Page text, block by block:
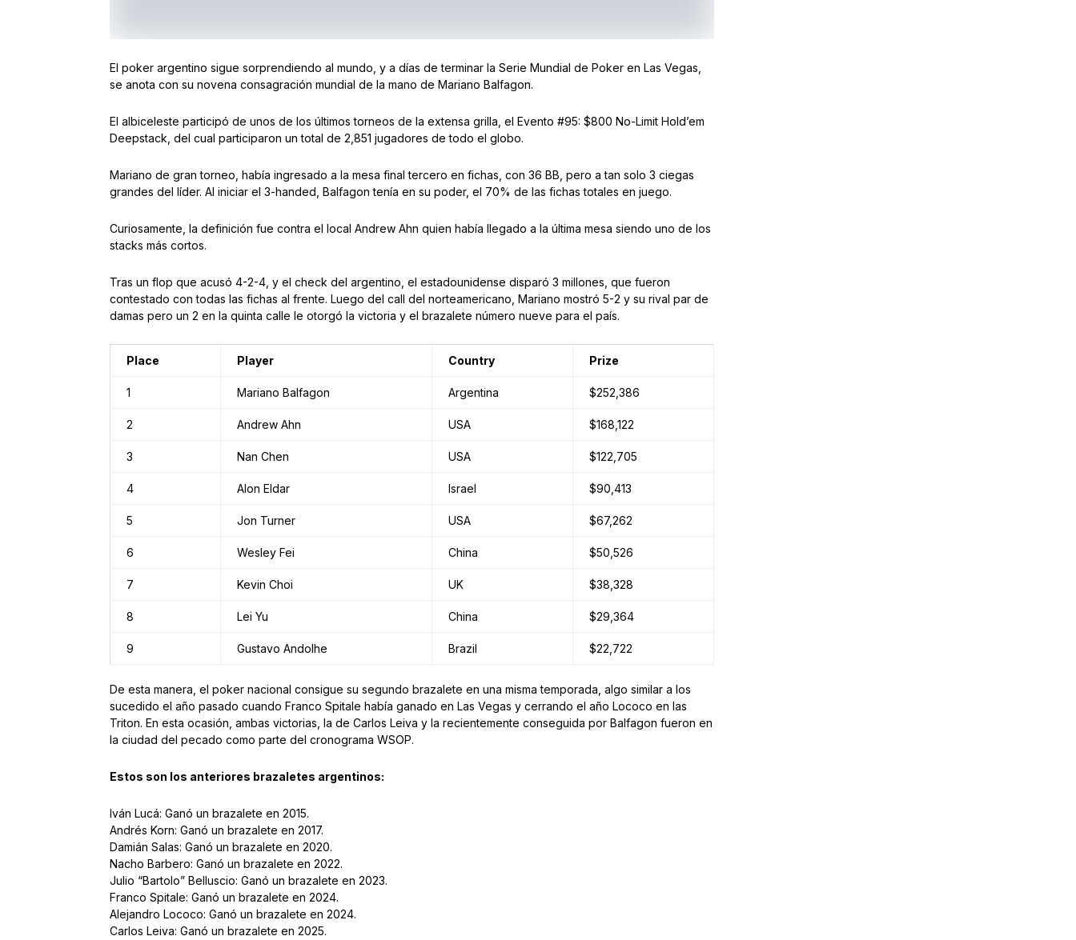
El poker argentino sigue sorprendiendo al mundo, y a días de terminar la Serie Mundial de Poker en Las Vegas,
se anota con su novena consagración mundial de la mano de Mariano Balfagon.
El albiceleste participó de unos de los últimos torneos de la extensa grilla, el Evento #95: $800 No-Limit Hold’em
Deepstack, del cual participaron un total de 2,851 jugadores de todo el globo.
Mariano de gran torneo, había ingresado a la mesa final tercero en fichas, con 36 BB, pero a tan solo 3 ciegas
grandes del líder. Al iniciar el 3-handed, Balfagon tenía en su poder, el 70% de las fichas totales en juego.
Curiosamente, la definición fue contra el local Andrew Ahn quien había llegado a la última mesa siendo uno de los
stacks más cortos.
Tras un flop que acusó 4-2-4, y el check del argentino, el estadounidense disparó 3 millones, que fueron
contestado con todas las fichas al frente. Luego del call del norteamericano, Mariano mostró 5-2 y su rival par de
damas pero un 2 en la quinta calle le otorgó la victoria y el brazalete número nueve para el país.
Place Player Country Prize
1 Mariano Balfagon Argentina $252,386
2 Andrew Ahn USA $168,122
3 Nan Chen USA $122,705
4 Alon Eldar Israel $90,413
5 Jon Turner USA $67,262
6 Wesley Fei China $50,526
7 Kevin Choi UK $38,328
8 Lei Yu China $29,364
9 Gustavo Andolhe Brazil $22,722
De esta manera, el poker nacional consigue su segundo brazalete en una misma temporada, algo similar a los
sucedido el año pasado cuando Franco Spitale había ganado en Las Vegas y cerrando el año Lococo en las
Triton. En esta ocasión, ambas victorias, la de Carlos Leiva y la recientemente conseguida por Balfagon fueron en
la ciudad del pecado como parte del cronograma WSOP.
Estos son los anteriores brazaletes argentinos:
Iván Lucá: Ganó un brazalete en 2015.
Andrés Korn: Ganó un brazalete en 2017.
Damián Salas: Ganó un brazalete en 2020.
Nacho Barbero: Ganó un brazalete en 2022.
Julio “Bartolo” Belluscio: Ganó un brazalete en 2023.
Franco Spitale: Ganó un brazalete en 2024.
Alejandro Lococo: Ganó un brazalete en 2024.
Carlos Leiva: Ganó un brazalete en 2025.